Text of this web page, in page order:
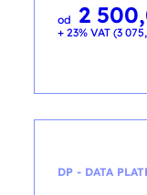
od 2
+ 23% VAT (3
DP - DATA